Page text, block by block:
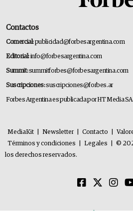
Contactos
Comercial:publicidad@forbesargentina.com
Editorial:info@forbesargentina.com
Summit:summitforbes@forbesargentina.com
Suscripciones:suscripciones@forbes.ar
Forbes Argentina es publicada por HT Media SA.
MediaKit Newsletter Contacto
Términos y condiciones
Legales
©
los derechos reservados.